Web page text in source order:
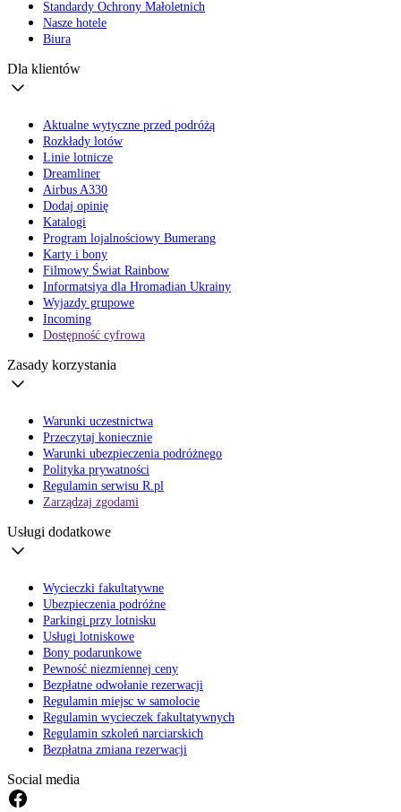
Standardy Ochrony Małoletnich
Nasze hotele
Biura
Dla klientów
Aktualne wytyczne przed podróżą
Rozkłady lotów
Linie lotnicze
Dreamliner
Airbus A330
Dodaj opinię
Katalogi
Program lojalnościowy Bumerang
Karty i bony
Filmowy Świat Rainbow
Informatsiya dla Hromadian Ukrainy
Wyjazdy grupowe
Incoming
Dostępność cyfrowa
Zasady korzystania
Warunki uczestnictwa
Przeczytaj koniecznie
Warunki ubezpieczenia podróżnego
Polityka prywatności
Regulamin serwisu R.pl
Zarządzaj zgodami
Usługi dodatkowe
Wycieczki fakultatywne
Ubezpieczenia podróżne
Parkingi przy lotnisku
Usługi lotniskowe
Bony podarunkowe
Pewność niezmiennej ceny
Bezpłatne odwołanie rezerwacji
Regulamin miejsc w samolocie
Regulamin wycieczek fakultatywnych
Regulamin szkoleń narciarskich
Bezpłatna zmiana rezerwacji
Social media